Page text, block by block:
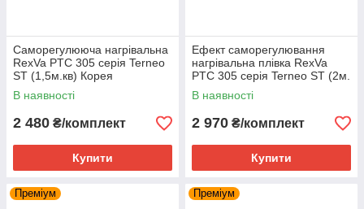
Саморегулююча нагрівальна
RexVa PTC 305 серія Terneo
ST (1,5м.кв) Корея
В наявності
2 480 ₴/комплект
Купити
Ефект саморегулювання
нагрівальна плівка RexVa
PTC 305 серія Terneo ST (2м.
кв)
В наявності
2 970 ₴/комплект
Купити
Преміум Преміум